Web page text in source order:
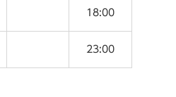
18:00
23:00